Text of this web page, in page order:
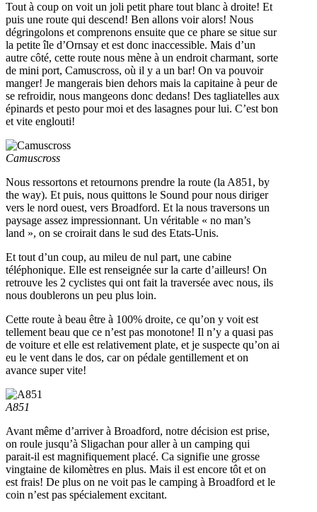
Tout à coup on voit un joli petit phare tout blanc à droite! Et
puis une route qui descend! Ben allons voir alors! Nous
dégringolons et comprenons ensuite que ce phare se situe sur
la petite île d’Ornsay et est donc inaccessible. Mais d’un
autre côté, cette route nous mène à un endroit charmant, sorte
de mini port, Camuscross, où il y a un bar! On va pouvoir
manger! Je mangerais bien dehors mais la capitaine à peur de
se refroidir, nous mangeons donc dedans! Des tagliatelles aux
épinards et pesto pour moi et des lasagnes pour lui. C’est bon
et vite englouti!
Camuscross
Nous ressortons et retournons prendre la route (la A851, by
the way). Et puis, nous quittons le Sound pour nous diriger
vers le nord ouest, vers Broadford. Et la nous traversons un
paysage assez impressionnant. Un véritable « no man’s
land », on se croirait dans le sud des Etats-Unis.
Et tout d’un coup, au mileu de nul part, une cabine
téléphonique. Elle est renseignée sur la carte d’ailleurs! On
retrouve les 2 cyclistes qui ont fait la traversée avec nous, ils
nous doublerons un peu plus loin.
Cette route à beau être à 100% droite, ce qu’on y voit est
tellement beau que ce n’est pas monotone! Il n’y a quasi pas
de voiture et elle est relativement plate, et je suspecte qu’on ai
eu le vent dans le dos, car on pédale gentillement et on
avance super vite!
A851
Avant même d’arriver à Broadford, notre décision est prise,
on roule jusqu’à Sligachan pour aller à un camping qui
parait-il est magnifiquement placé. Ca signifie une grosse
vingtaine de kilomètres en plus. Mais il est encore tôt et on
est frais! De plus on ne voit pas le camping à Broadford et le
coin n’est pas spécialement excitant.